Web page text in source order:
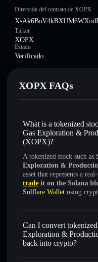
Dirección del contrato de XOPX
Ticker
XOPX
Estado
Verificado
XOPX FAQs
What is a tokenized
Gas Exploration &
(XOPX)?
A tokenized stock such as
Exploration &
asset that represents a
trade it on the Solana
Solflare Wallet using
Can I convert
Exploration &
back into crypto?